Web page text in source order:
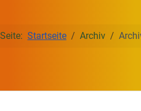
Startseite Archiv